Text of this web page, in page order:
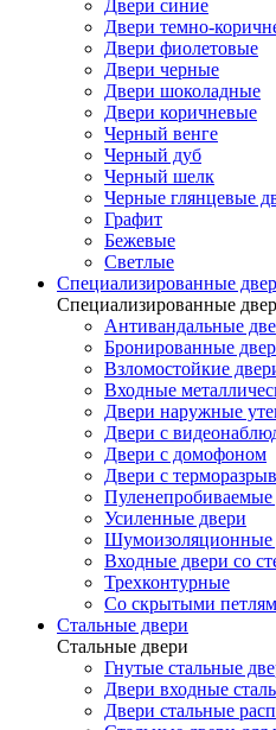
Двери синие
Двери темно-
Двери фиолетовые
Двери черные
Двери шоколадные
Двери коричневые
Черный венге
Черный дуб
Черный шелк
Черные глянцевые
Графит
Бежевые
Светлые
Специализированные
Специализированные
Антивандальные
Бронированные
Взломостойкие
Входные
Двери наружные
Двери с
Двери с домофоном
Двери с
Пуленепробиваемые
Усиленные двери
Шумоизоляционные
Входные двери со
Трехконтурные
Со скрытыми
Стальные двери
Стальные двери
Гнутые стальные
Двери входные
Двери стальные